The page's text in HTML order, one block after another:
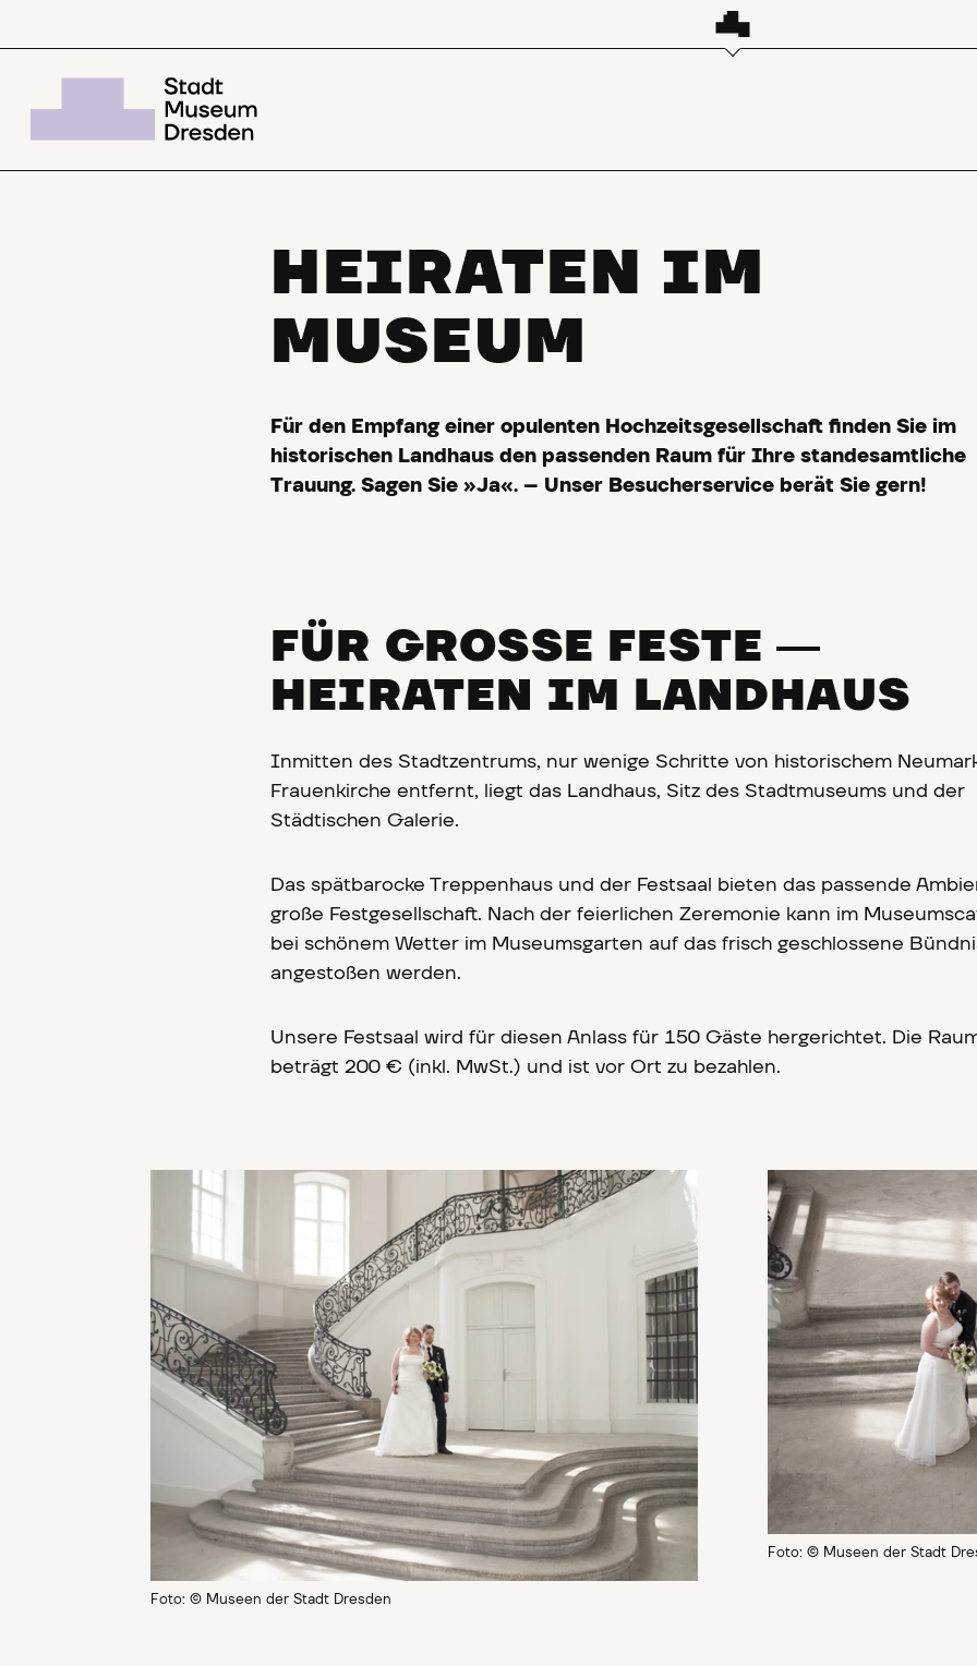
HEIRATEN IM
MUSEUM
Für den Empfang einer opulenten Hochzeitsgesellschaft finden Sie im
historischen Landhaus den passenden Raum für Ihre standesamtliche
Trauung. Sagen Sie »Ja«. -- Unser Besucherservice berät Sie gern!
FÜR GROSSE FESTE ― H
EIRATEN IM LANDHAUS
Inmitten des Stadtzentrums, nur wenige Schritte von historischem
Frauenkirche entfernt, liegt das Landhaus, Sitz des Stadtmuseums und der
Städtischen Galerie.
Das spätbarocke Treppenhaus und der Festsaal bieten das passende
große Festgesellschaft. Nach der feierlichen Zeremonie kann im
bei schönem Wetter im Museumsgarten auf das frisch geschlossene
angestoßen werden.
Unsere Festsaal wird für diesen Anlass für 150 Gäste hergerichtet. Die
beträgt 200 € (inkl. MwSt.) und ist vor Ort zu bezahlen.
Foto: © Museen der Stadt Dresden
Foto: © Museen der Stadt